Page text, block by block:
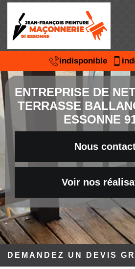
indisponible
ENTREPRISE DE
TERRASSE
ESSONNE
Nous
Voir nos
DEMANDEZ UN DEVIS